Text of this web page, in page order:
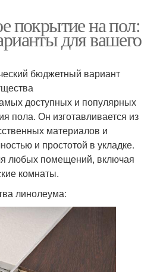
покрытие на пол:
для вашего
бюджетный вариант
доступных и популярных
пола. Он изготавливается из
материалов и
и простотой в укладке.
любых помещений, включая
комнаты.
линолеума: